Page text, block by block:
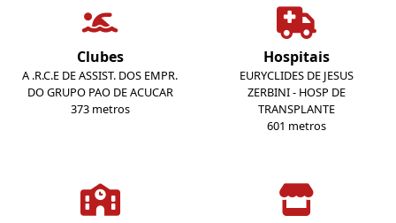
Clubes
A .R.C.E DE ASSIST. DOS EMPR.
DO GRUPO PAO DE ACUCAR
373 metros
Hospitais
EURYCLIDES DE JESUS
ZERBINI - HOSP DE
TRANSPLANTE
601 metros